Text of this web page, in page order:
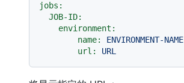
jobs:
JOB-ID:
environment:
name:
ENVIRONMENT-NAME
url:
URL